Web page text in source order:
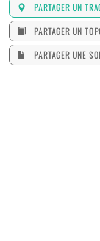
PARTAGER UN
PARTAGER UN
PARTAGER UNE